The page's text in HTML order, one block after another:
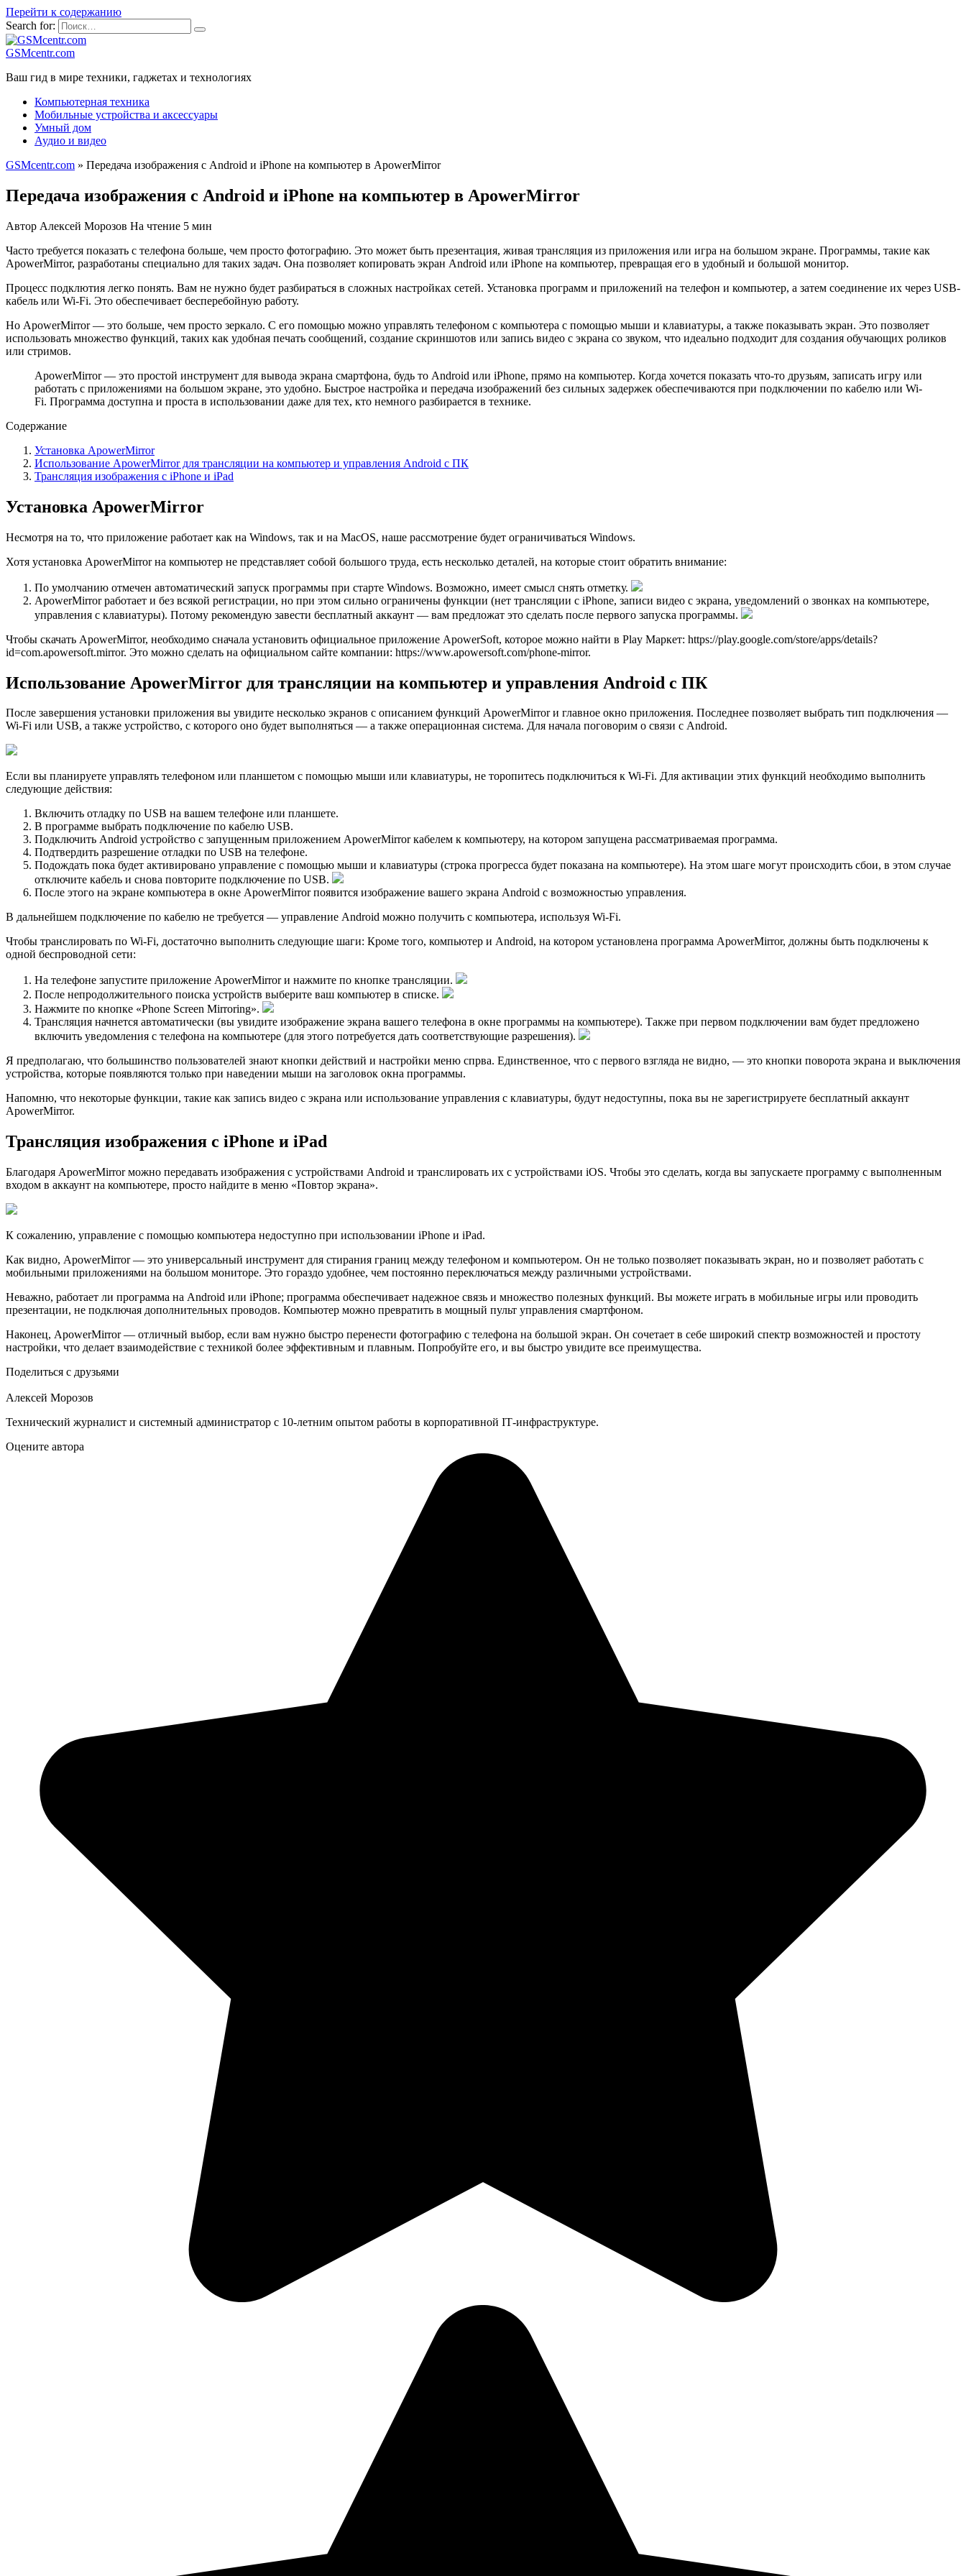
Перейти к содержанию
Search for:
GSMcentr.com
Ваш гид в мире техники, гаджетах и технологиях
Компьютерная техника
Мобильные устройства и аксессуары
Умный дом
Аудио и видео
GSMcentr.com » Передача изображения с Android и iPhone на компьютер в ApowerMirror
Передача изображения с Android и iPhone на компьютер в ApowerMirror
Автор Алексей Морозов На чтение 5 мин
Часто требуется показать с телефона больше, чем просто фотографию. Это может быть презентация, живая трансляция из приложения или игра на большом экране. Программы, такие как
ApowerMirror, разработаны специально для таких задач. Она позволяет копировать экран Android или iPhone на компьютер, превращая его в удобный и большой монитор.
Процесс подклютия легко понять. Вам не нужно будет разбираться в сложных настройках сетей. Установка программ и приложений на телефон и компьютер, а затем соединение их через USB-
кабель или Wi-Fi. Это обеспечивает бесперебойную работу.
Но ApowerMirror — это больше, чем просто зеркало. С его помощью можно управлять телефоном с компьютера с помощью мыши и клавиатуры, а также показывать экран. Это позволяет
использовать множество функций, таких как удобная печать сообщений, создание скриншотов или запись видео с экрана со звуком, что идеально подходит для создания обучающих роликов
или стримов.
ApowerMirror — это простой инструмент для вывода экрана смартфона, будь то Android или iPhone, прямо на компьютер. Когда хочется показать что-то друзьям, записать игру или
работать с приложениями на большом экране, это удобно. Быстрое настройка и передача изображений без сильных задержек обеспечиваются при подключении по кабелю или Wi-
Fi. Программа доступна и проста в использовании даже для тех, кто немного разбирается в технике.
Содержание
Установка ApowerMirror
Использование ApowerMirror для трансляции на компьютер и управления Android с ПК
Трансляция изображения c iPhone и iPad
Установка ApowerMirror
Несмотря на то, что приложение работает как на Windows, так и на MacOS, наше рассмотрение будет ограничиваться Windows.
Хотя установка ApowerMirror на компьютер не представляет собой большого труда, есть несколько деталей, на которые стоит обратить внимание:
По умолчанию отмечен автоматический запуск программы при старте Windows. Возможно, имеет смысл снять отметку.
ApowerMirror работает и без всякой регистрации, но при этом сильно ограничены функции (нет трансляции с iPhone, записи видео с экрана, уведомлений о звонках на компьютере,
управления с клавиатуры). Потому рекомендую завести бесплатный аккаунт — вам предложат это сделать после первого запуска программы.
Чтобы скачать ApowerMirror, необходимо сначала установить официальное приложение ApowerSoft, которое можно найти в Play Маркет: https://play.google.com/store/apps/details?
id=com.apowersoft.mirror. Это можно сделать на официальном сайте компании: https://www.apowersoft.com/phone-mirror.
Использование ApowerMirror для трансляции на компьютер и управления Android с ПК
После завершения установки приложения вы увидите несколько экранов с описанием функций ApowerMirror и главное окно приложения. Последнее позволяет выбрать тип подключения —
Wi-Fi или USB, а также устройство, с которого оно будет выполняться — а также операционная система. Для начала поговорим о связи с Android.
Если вы планируете управлять телефоном или планшетом с помощью мыши или клавиатуры, не торопитесь подключиться к Wi-Fi. Для активации этих функций необходимо выполнить
следующие действия:
Включить отладку по USB на вашем телефоне или планшете.
В программе выбрать подключение по кабелю USB.
Подключить Android устройство с запущенным приложением ApowerMirror кабелем к компьютеру, на котором запущена рассматриваемая программа.
Подтвердить разрешение отладки по USB на телефоне.
Подождать пока будет активировано управление с помощью мыши и клавиатуры (строка прогресса будет показана на компьютере). На этом шаге могут происходить сбои, в этом случае
отключите кабель и снова повторите подключение по USB.
После этого на экране компьютера в окне ApowerMirror появится изображение вашего экрана Android с возможностью управления.
В дальнейшем подключение по кабелю не требуется — управление Android можно получить с компьютера, используя Wi-Fi.
Чтобы транслировать по Wi-Fi, достаточно выполнить следующие шаги: Кроме того, компьютер и Android, на котором установлена программа ApowerMirror, должны быть подключены к
одной беспроводной сети:
На телефоне запустите приложение ApowerMirror и нажмите по кнопке трансляции.
После непродолжительного поиска устройств выберите ваш компьютер в списке.
Нажмите по кнопке «Phone Screen Mirroring».
Трансляция начнется автоматически (вы увидите изображение экрана вашего телефона в окне программы на компьютере). Также при первом подключении вам будет предложено
включить уведомления с телефона на компьютере (для этого потребуется дать соответствующие разрешения).
Я предполагаю, что большинство пользователей знают кнопки действий и настройки меню спрва. Единственное, что с первого взгляда не видно, — это кнопки поворота экрана и выключения
устройства, которые появляются только при наведении мыши на заголовок окна программы.
Напомню, что некоторые функции, такие как запись видео с экрана или использование управления с клавиатуры, будут недоступны, пока вы не зарегистрируете бесплатный аккаунт
ApowerMirror.
Трансляция изображения c iPhone и iPad
Благодаря ApowerMirror можно передавать изображения с устройствами Android и транслировать их с устройствами iOS. Чтобы это сделать, когда вы запускаете программу с выполненным
входом в аккаунт на компьютере, просто найдите в меню «Повтор экрана».
К сожалению, управление с помощью компьютера недоступно при использовании iPhone и iPad.
Как видно, ApowerMirror — это универсальный инструмент для стирания границ между телефоном и компьютером. Он не только позволяет показывать экран, но и позволяет работать с
мобильными приложениями на большом мониторе. Это гораздо удобнее, чем постоянно переключаться между различными устройствами.
Неважно, работает ли программа на Android или iPhone; программа обеспечивает надежное связь и множество полезных функций. Вы можете играть в мобильные игры или проводить
презентации, не подключая дополнительных проводов. Компьютер можно превратить в мощный пульт управления смартфоном.
Наконец, ApowerMirror — отличный выбор, если вам нужно быстро перенести фотографию с телефона на большой экран. Он сочетает в себе широкий спектр возможностей и простоту
настройки, что делает взаимодействие с техникой более эффективным и плавным. Попробуйте его, и вы быстро увидите все преимущества.
Поделиться с друзьями
Алексей Морозов
Технический журналист и системный администратор с 10‑летним опытом работы в корпоративной IT‑инфраструктуре.
Оцените автора